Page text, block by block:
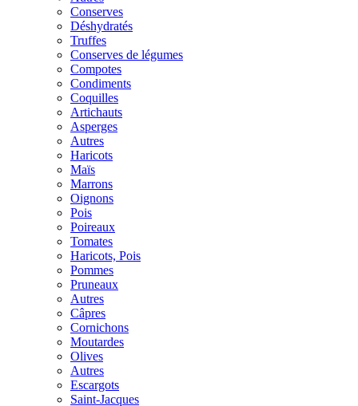
Conserves
Déshydratés
Truffes
Conserves de légumes
Compotes
Condiments
Coquilles
Artichauts
Asperges
Autres
Haricots
Maïs
Marrons
Oignons
Pois
Poireaux
Tomates
Haricots, Pois
Pommes
Pruneaux
Autres
Câpres
Cornichons
Moutardes
Olives
Autres
Escargots
Saint-Jacques